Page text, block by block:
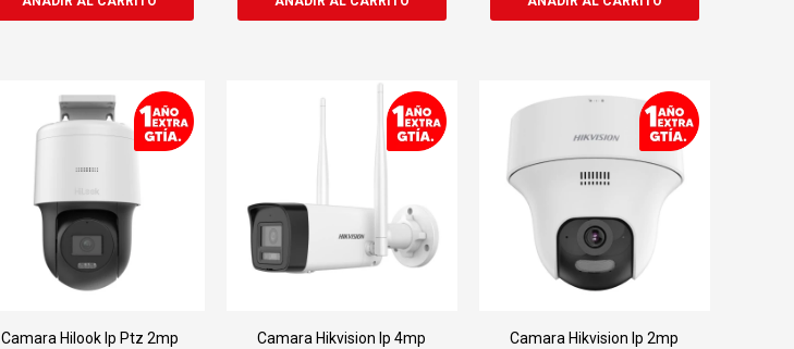
Camara Hilook Ip Ptz 2mp
Camara Hikvision Ip 4mp
Camara Hikvision Ip 2mp